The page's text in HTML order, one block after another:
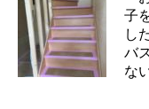
子
し
バ
な